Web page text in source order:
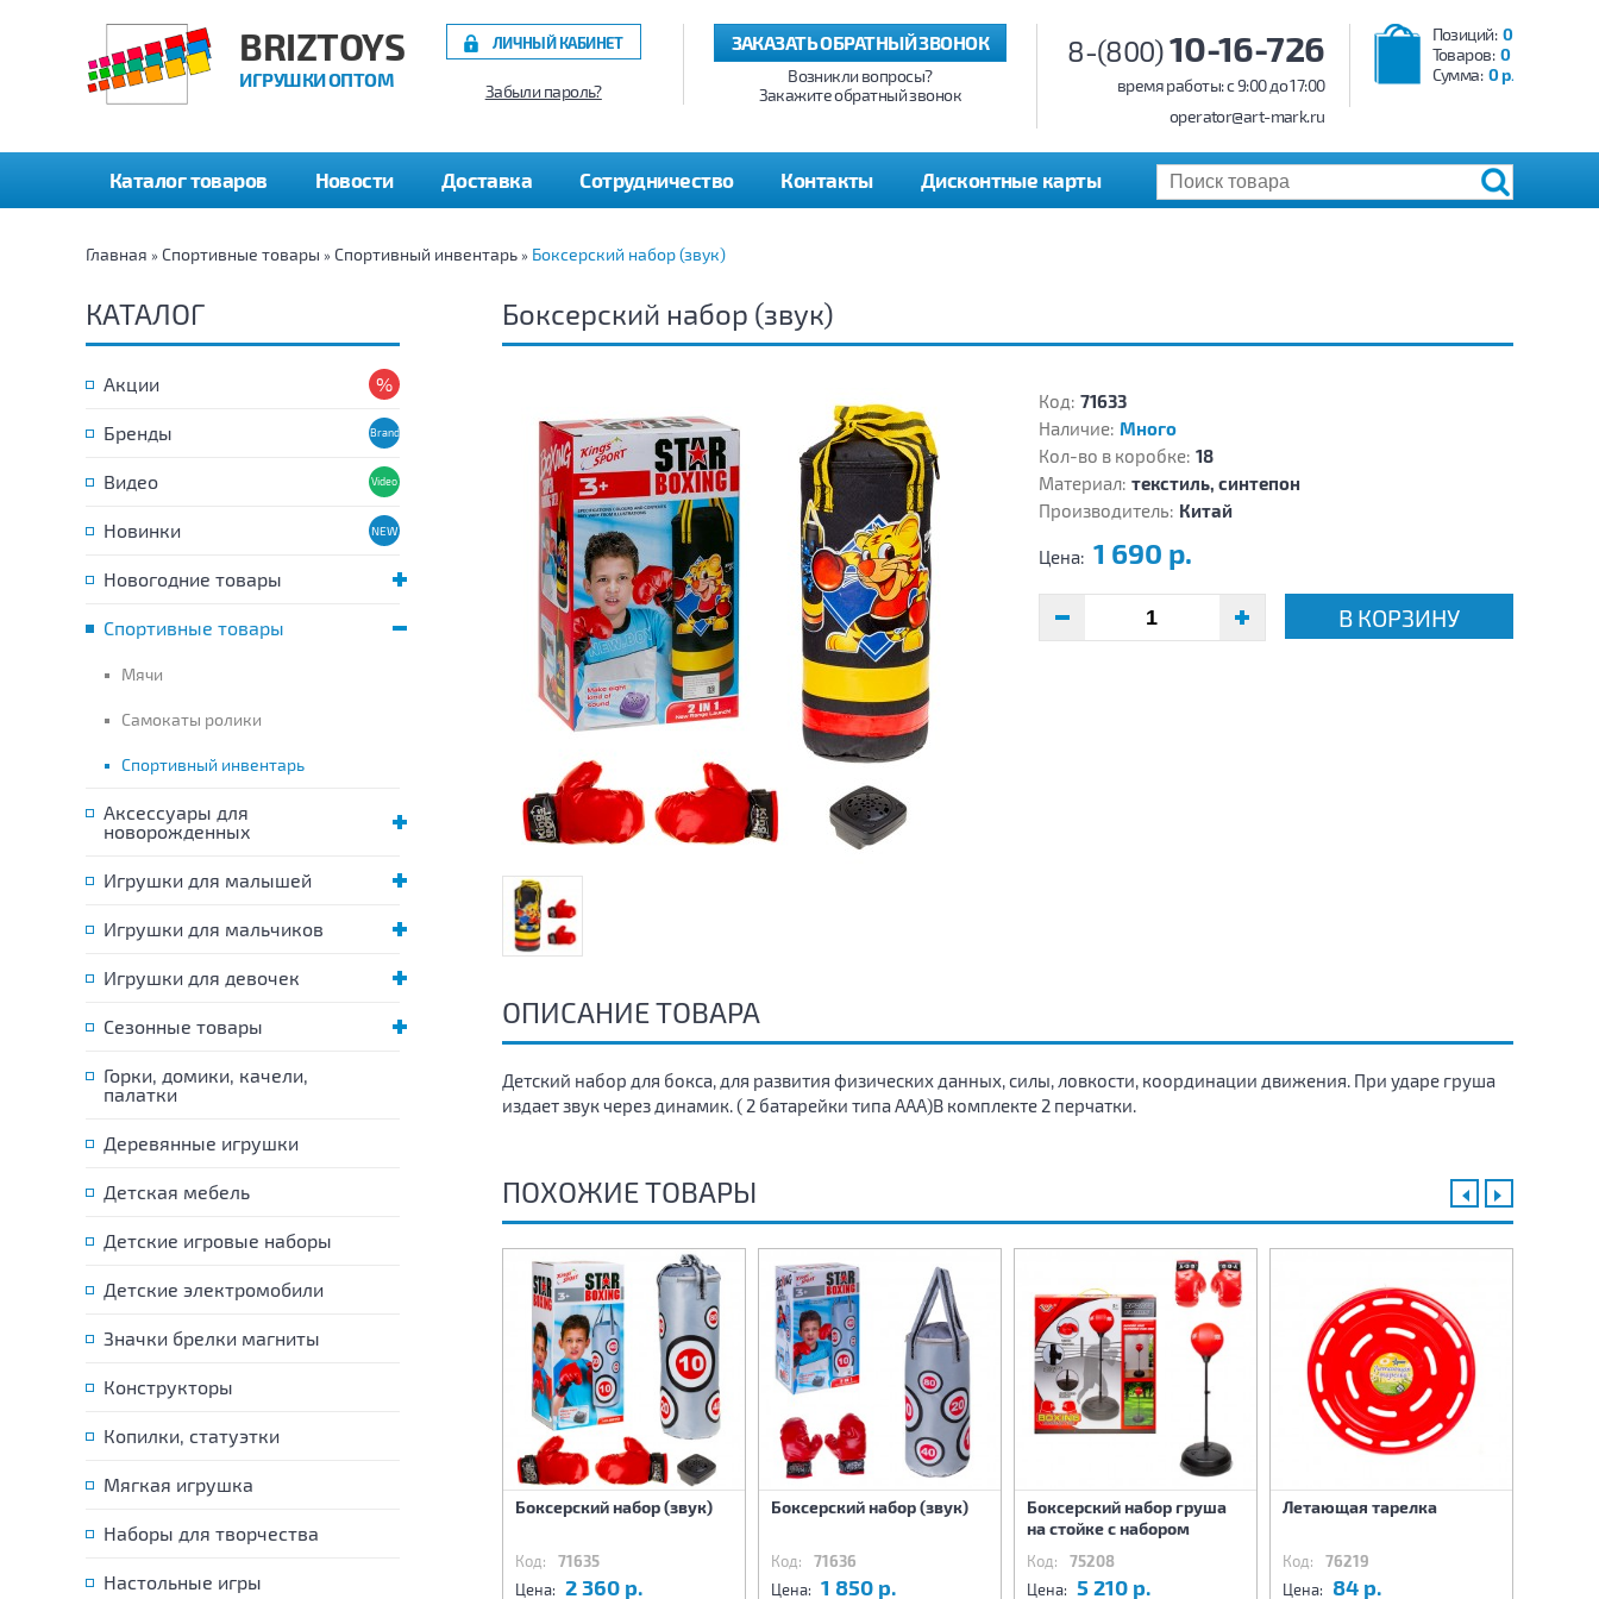
BRIZTOYS
ИГРУШКИ ОПТОМ
Позиций: 0
Товаров: 0
Сумма: 0 р.
8-(800)10-16-726
время работы: c 9:00 до 17:00
operator@art-mark.ru
ЗАКАЗАТЬ ОБРАТНЫЙ ЗВОНОК
Возникли вопросы?
Закажите обратный звонок
ЛИЧНЫЙ КАБИНЕТ
Забыли пароль?
Каталог товаров Новости Доставка Сотрудничество Контакты Дисконтные карты
Главная » Спортивные товары » Спортивный инвентарь » Боксерский набор (звук)
КАТАЛОГ
Акции
Бренды
Видео
Новинки
Новогодние товары
Спортивные товары
Мячи
Самокаты ролики
Спортивный инвентарь
Аксессуары для
новорожденных
Игрушки для малышей
Игрушки для мальчиков
Игрушки для девочек
Сезонные товары
Горки, домики, качели,
палатки
Деревянные игрушки
Детская мебель
Детские игровые наборы
Детские электромобили
Значки брелки магниты
Конструкторы
Копилки, статуэтки
Мягкая игрушка
Наборы для творчества
Настольные игры
Боксерский набор (звук)
Код: 71633
Наличие: Много
Кол-во в коробке: 18
Материал: текстиль, синтепон
Производитель: Китай
Цена: 1 690 р.
В КОРЗИНУ
ОПИСАНИЕ ТОВАРА
Детский набор для бокса, для развития физических данных, силы, ловкости, координации движения. При ударе груша
издает звук через динамик. ( 2 батарейки типа ААА)В комплекте 2 перчатки.
ПОХОЖИЕ ТОВАРЫ
2 720 р. Цена:
Боксерский набор (звук)
Код: 71635
Цена: 2 360 р.
Боксерский набор (звук)
Код: 71636
Цена: 1 850 р.
Боксерский набор груша
на стойке с набором
Код: 75208
Цена: 5 210 р.
Летающая тарелка
Код: 76219
Цена: 84 р.